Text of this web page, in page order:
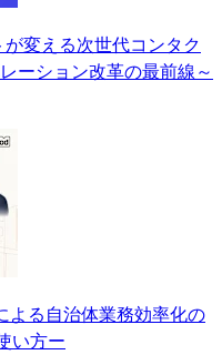
が変える次世代コンタク
ーション改革の最前線～
よる自治体業務効率化の
い方ー